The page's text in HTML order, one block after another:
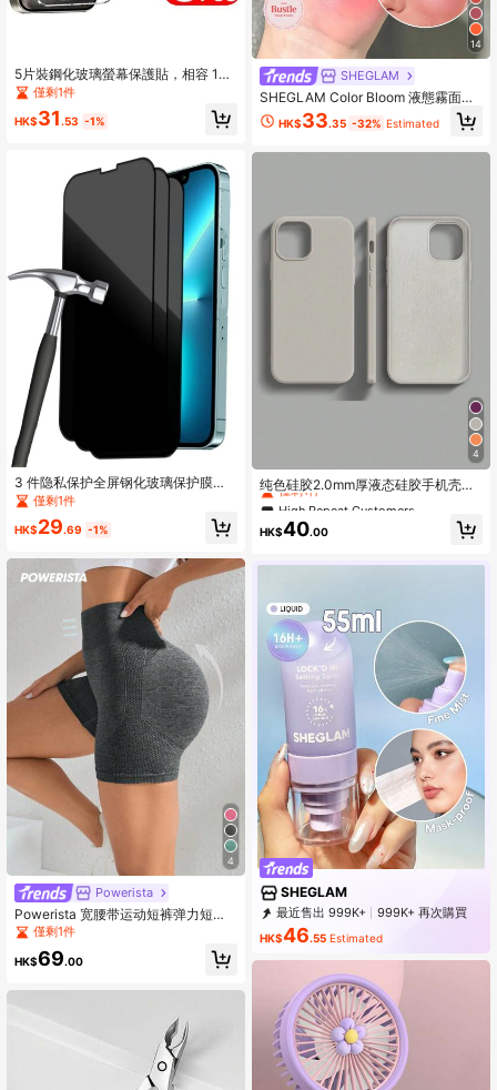
5片裝鋼化玻璃螢幕保護貼，相容 17/
16e/15/14/13/12/11 Pro Max/X/XS/X
R/Mini/7/8/14 Plus，亦適用於 14/15
Pro Max，防窺
僅剩1件
HK$31.53 -1%
3 件隐私保护全屏钢化玻璃保护膜，
适用于 ，带黑边丝网防偷窥全屏手机
保护膜，适用于 Apple 16/16 Plus/16
Pro/16 Pro Max/15/15Plus/15Pro/15
防窥，手机屏幕保护膜，手机配件，
防水防震防摔防摔防刮防指纹
僅剩1件
HK$29.69 -1%
4
Powerista
Powerista 宽腰带运动短裤弹力短裤
女士运动短裤、健身短裤、骑行短裤
僅剩1件
HK$69.00
14
SHEGLAM
SHEGLAM Color Bloom 液態霧面腮
紅-Love Cake 品牌美妝化妝品 適合
女士與女孩
HK$33.35 -32% Estimated
4
纯色硅胶2.0mm厚液态硅胶手机壳，
兼容苹果16/15/14/13/12/11 Pro Max
和S24U/S23/S22/S25系列，全方位
保护，防水防震防摔防刮，生日礼物
僅剩1件
High Repeat Customers
僅剩1件
High Repeat Customers
僅剩1件
High Repeat Customers
HK$40.00
SHEGLAM
最近售出 999K+
999K+ 再次購買
4.7M Followers
HK$46.55 Estimated